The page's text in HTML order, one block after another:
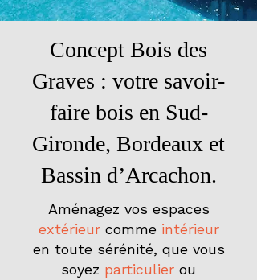
Concept Bois des
Graves : votre savoir-
faire bois en Sud-
Gironde, Bordeaux et
Bassin d’Arcachon.
Aménagez vos espaces
extérieur comme intérieur
en toute sérénité, que vous
soyez particulier ou